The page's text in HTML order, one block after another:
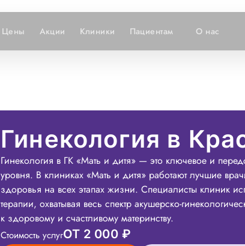
Цены Акции Клиники Пациентам О нас
Гинекология в
Гинекология в ГК «Мать и дитя» — это ключевое и
уровня. В клиниках «Мать и дитя» работают лучшие
здоровья на всех этапах жизни. Специалисты клиник
терапии, охватывая весь спектр акушерско-
к здоровому и счастливому материнству.
Стоимость услугОТ 2 000 ₽